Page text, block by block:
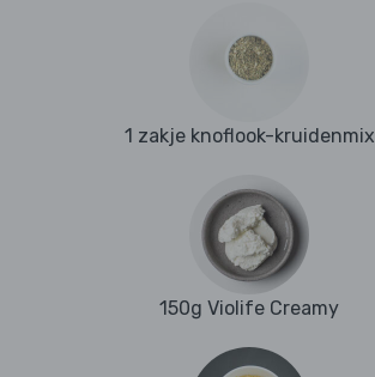
1 zakje knoflook-kruidenmix
150g Violife Creamy